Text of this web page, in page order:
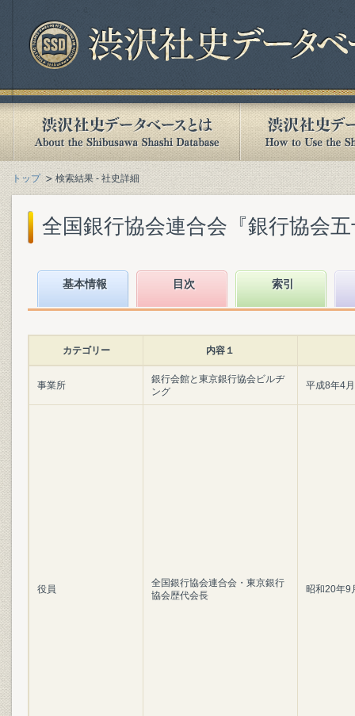
トップ 検索結果 - 社史詳細
全国銀行協会連合会『銀行協会
基本情報 目次 索引
カテゴリー 内容１
事業所
銀行会館と東京銀行協会ビルヂ
ング
平成8年4
役員
全国銀行協会連合会・東京銀行
協会歴代会長
昭和20年9